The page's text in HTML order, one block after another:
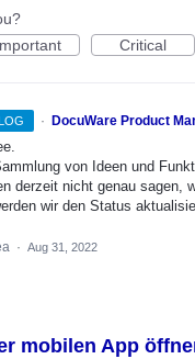
Critical
· DocuWare Product
von Ideen und
derzeit nicht genau sagen,
wir den Status
· Aug 31, 2022
mobilen App